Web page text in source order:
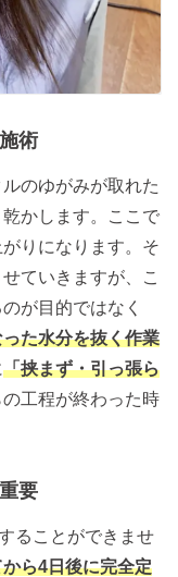
術
のゆがみが取れた
かします。ここで
りになります。そ
ていきますが、こ
が目的ではなく
た水分を抜く作業
「挟まず・引っ張ら
工程が終わった時
要
ることができませ
ら4日後に完全定